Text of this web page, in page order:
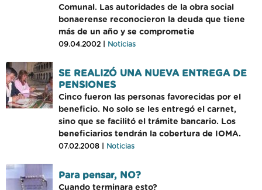
Comunal. Las autoridades de la obra social
bonaerense reconocieron la deuda que tiene
más de un año y se comprometie
09.04.2002 | Noticias
SE REALIZÓ UNA NUEVA ENTREGA DE
PENSIONES
Cinco fueron las personas favorecidas por el
beneficio. No solo se les entregó el carnet,
sino que se facilitó el trámite bancario. Los
beneficiarios tendrán la cobertura de IOMA.
07.02.2008 | Noticias
Para pensar, NO?
Cuando terminara esto?